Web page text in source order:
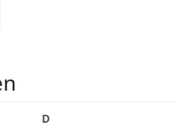
DDienstag